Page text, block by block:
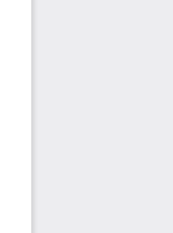
惠轉所
大歐盟
共同主
灣）歐
分學程